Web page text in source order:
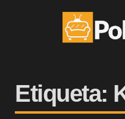
Etiqueta: